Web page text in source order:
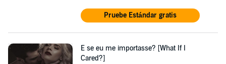
Pruebe Estándar gratis
E se eu me importasse? [What If I
Cared?]